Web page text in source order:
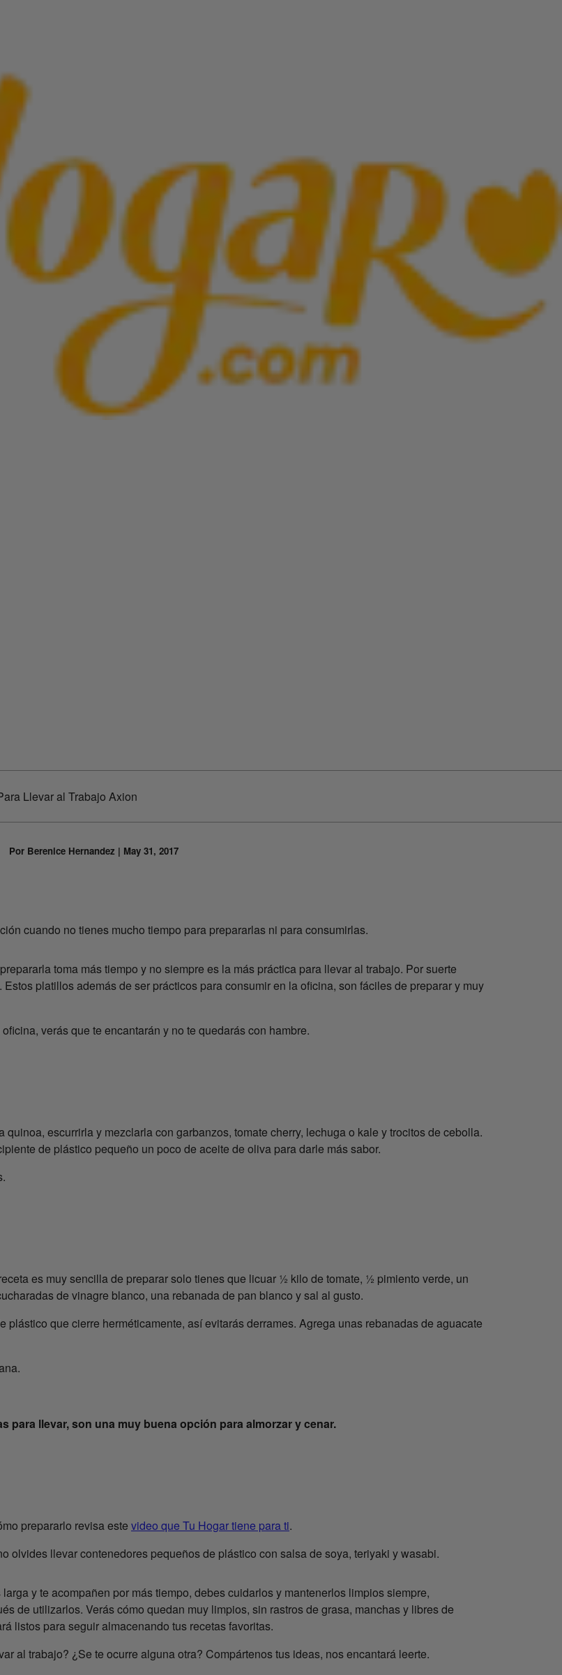
Llevar al Trabajo Axion
Por Berenice Hernandez | May 31, 2017
cuando no tienes mucho tiempo para prepararlas ni para consumirlas.
toma más tiempo y no siempre es la más práctica para llevar al trabajo. Por suerte
platillos además de ser prácticos para consumir en la oficina, son fáciles de preparar y muy
verás que te encantarán y no te quedarás con hambre.
escurrirla y mezclarla con garbanzos, tomate cherry, lechuga o kale y trocitos de cebolla.
de plástico pequeño un poco de aceite de oliva para darle más sabor.
es muy sencilla de preparar solo tienes que licuar ½ kilo de tomate, ½ pimiento verde, un
de vinagre blanco, una rebanada de pan blanco y sal al gusto.
que cierre herméticamente, así evitarás derrames. Agrega unas rebanadas de aguacate
para llevar, son una muy buena opción para almorzar y cenar.
prepararlo revisa este video que Tu Hogar tiene para ti.
olvides llevar contenedores pequeños de plástico con salsa de soya, teriyaki y wasabi.
y te acompañen por más tiempo, debes cuidarlos y mantenerlos limpios siempre,
de utilizarlos. Verás cómo quedan muy limpios, sin rastros de grasa, manchas y libres de
listos para seguir almacenando tus recetas favoritas.
al trabajo? ¿Se te ocurre alguna otra? Compártenos tus ideas, nos encantará leerte.